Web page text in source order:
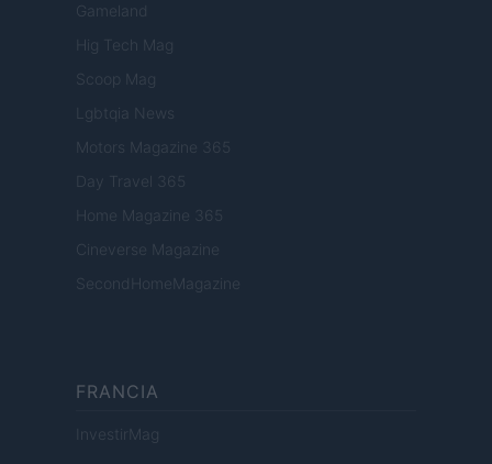
Gameland
Hig Tech Mag
Scoop Mag
Lgbtqia News
Motors Magazine 365
Day Travel 365
Home Magazine 365
Cineverse Magazine
SecondHomeMagazine
FRANCIA
InvestirMag